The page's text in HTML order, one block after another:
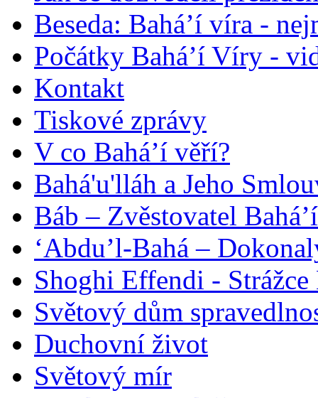
Beseda: Bahá’í víra -
Počátky Bahá’í Víry -
Kontakt
Tiskové zprávy
V co Bahá’í věří?
Bahá'u'lláh a Jeho
Báb – Zvěstovatel
‘Abdu’l-Bahá –
Shoghi Effendi -
Světový dům
Duchovní život
Světový mír